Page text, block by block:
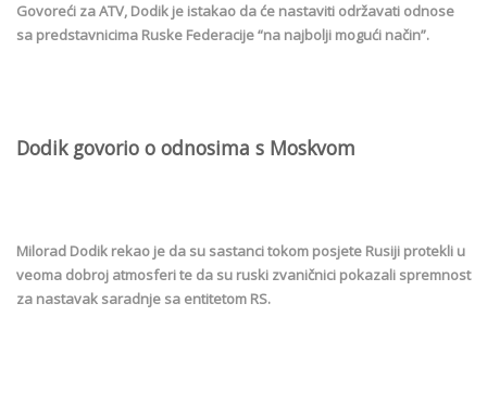
Govoreći za ATV, Dodik je istakao da će nastaviti održavati odnose
sa predstavnicima Ruske Federacije “na najbolji mogući način”.
Dodik govorio o odnosima s Moskvom
Milorad Dodik rekao je da su sastanci tokom posjete Rusiji protekli u
veoma dobroj atmosferi te da su ruski zvaničnici pokazali spremnost
za nastavak saradnje sa entitetom RS.